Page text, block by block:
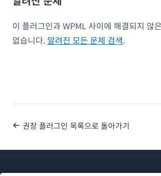
이 플러그인과 WPML 사이에 해결되지 않
없습니다. 알려진 모든 문제 검색.
권장 플러그인 목록으로 돌아가기